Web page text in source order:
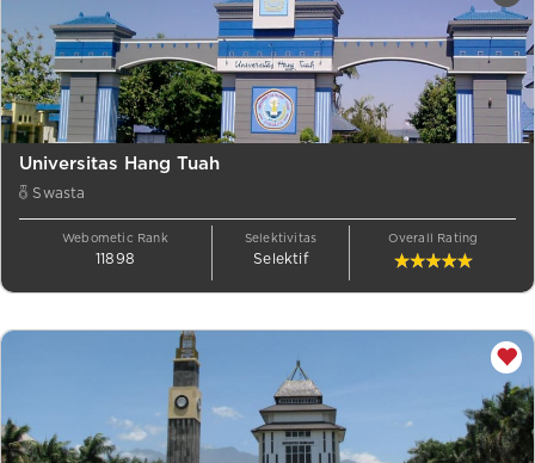
Universitas Hang Tuah
Swasta
Webometic Rank
11898
Selektivitas
Selektif
Overall Rating